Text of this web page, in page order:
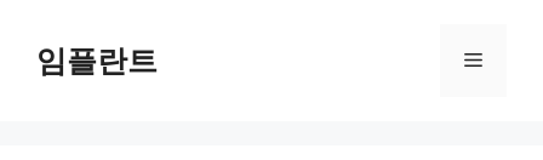
임플란트 메